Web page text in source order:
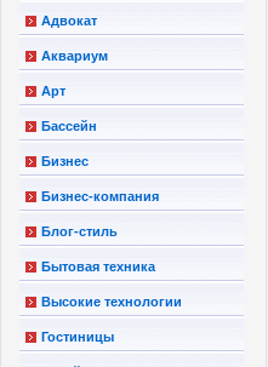
Адвокат
Аквариум
Арт
Бассейн
Бизнес
Бизнес-компания
Блог-стиль
Бытовая техника
Высокие технологии
Гостиницы